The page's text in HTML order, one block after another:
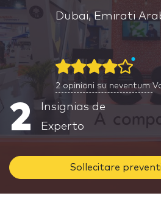
Dubai, Emirati
2 opinioni su neventum
2
Insignias de
Experto
Sollecitare